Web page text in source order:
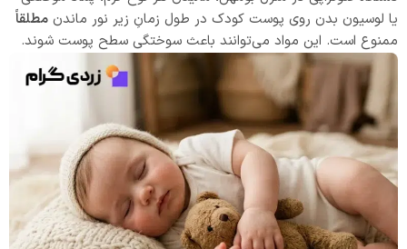
یا لوسیون بدن روی پوست کودک در طول زمانِ زیر نور ماندن مطلقاً
ممنوع است. این مواد می‌توانند باعث سوختگی سطح پوست شوند.